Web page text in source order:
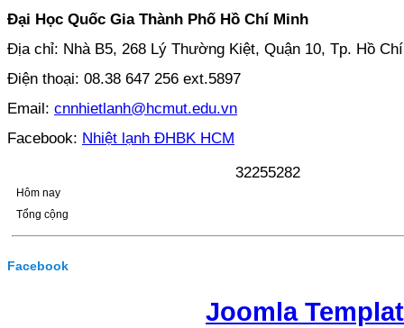
Đại Học Quốc Gia Thành Phố Hồ Chí Minh
Địa chỉ: Nhà B5, 268 Lý Thường Kiệt, Quận 10, Tp. Hồ
Điện thoại: 08.38 647 256 ext.5897
Email: cnnhietlanh@hcmut.edu.vn
Facebook: Nhiệt lạnh ĐHBK HCM
32255282
Hôm nay
Tổng cộng
Facebook
Joomla